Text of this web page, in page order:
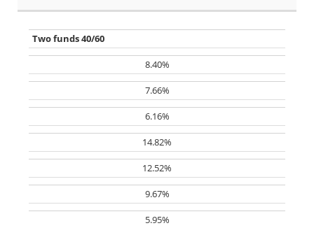
Two funds 40/60
8.40%
7.66%
6.16%
14.82%
12.52%
9.67%
5.95%